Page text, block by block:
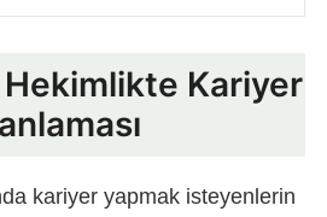
Kariyer
kariyer yapmak isteyenlerin